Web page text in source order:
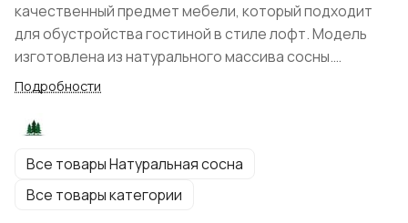
качественный предмет мебели, который подходит
для обустройства гостиной в стиле лофт. Модель
изготовлена из натурального массива сосны.
Покрытие древесины: масло, черным цветом -
материалы и натуральный оттенок выгодно
коллекции: "Искусственное старение/чёрный
матовый лак". Тумба под ТВ поставляется в
Подробности
Все товары Натуральная сосна
Все товары категории